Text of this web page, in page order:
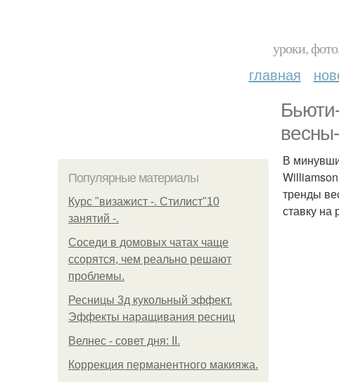
уроки,
главная
Популярные материалы
Курс "визажист -. Стилист"10
занятий -.
Соседи в домовых чатах чаще
ссорятся, чем реально решают
проблемы.
Ресницы 3д кукольный эффект.
Эффекты наращивания ресниц
Велнес - совет дня: II.
Коррекция перманентного макияжа.
В
тренды
ставку на